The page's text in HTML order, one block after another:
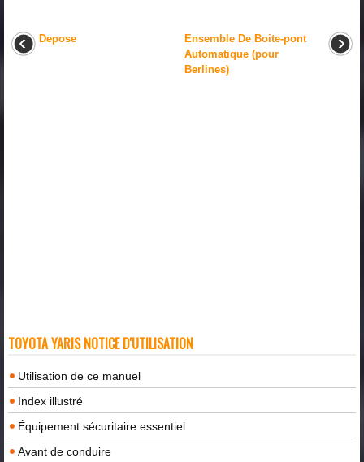
Depose
Ensemble De Boite-pont
Automatique (pour
Berlines)
TOYOTA YARIS NOTICE D'UTILISATION
Utilisation de ce manuel
Index illustré
Équipement sécuritaire essentiel
Avant de conduire